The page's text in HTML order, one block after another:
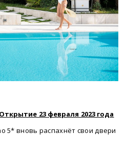
23 февраля 2023 года
5* вновь распахнёт свои двери